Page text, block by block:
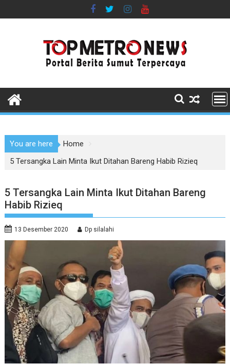
to
You are here
Home
5 Tersangka Lain Minta Ikut Ditahan Bareng Habib Rizieq
5 Tersangka Lain Minta Ikut Ditahan Bareng
Habib Rizieq
13 Desember 2020 Dp silalahi